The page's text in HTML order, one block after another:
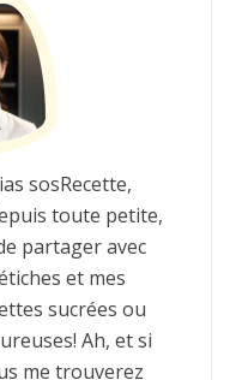
sosRecette,
toute petite,
partager avec
et mes
sucrées ou
Ah, et si
me trouverez